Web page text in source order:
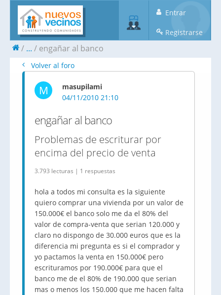
Entrar
Registrarse
... engañar al banco
Volver al foro
M
masupilami
04/11/2010 21:10
engañar al banco
Problemas de escriturar por
encima del precio de venta
3.793 lecturas | 1 respuestas
hola a todos mi consulta es la siguiente
quiero comprar una vivienda por un valor de
150.000€ el banco solo me da el 80% del
valor de compra-venta que serian 120.000 y
claro no dispongo de 30.000 euros que es la
diferencia mi pregunta es si el comprador y
yo pactamos la venta en 150.000€ pero
escrituramos por 190.000€ para que el
banco me de el 80% de 190.000 que serian
mas o menos los 150.000 que me hacen falta